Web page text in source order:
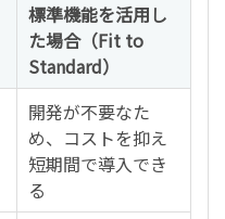
標準機能を活用し
た場合（Fit to
Standard）
開発が不要なた
め、コストを抑え
短期間で導入でき
る